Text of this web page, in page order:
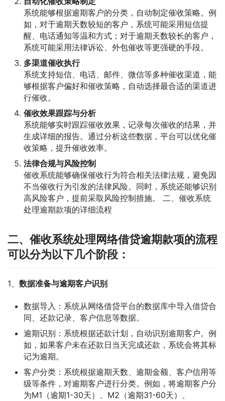
系统能够根据逾期客户的分类，自动制定催收策略。例
如，对于逾期天数较短的客户，系统可能采用短信提
醒、电话通知等温和方式；对于逾期天数较长的客户，
系统可能采用法律诉讼、外包催收等更强硬的手段。
多渠道催收执行
系统支持短信、电话、邮件、微信等多种催收渠道，能
够根据客户偏好和催收策略，自动选择最合适的渠道进
行催收。
催收效果跟踪与分析
系统能够实时跟踪催收效果，记录每次催收的结果，并
生成详细的报告。通过分析这些数据，平台可以优化催
收策略，提升催收效率。
法律合规与风险控制
催收系统能够确保催收行为符合相关法律法规，避免因
不当催收行为引发的法律风险。同时，系统还能够识别
高风险客户，提前采取风险控制措施。 二、催收系统
处理逾期款项的详细流程
二、催收系统处理网络借贷逾期款项的流程
可以分为以下几个阶段：
1、 数据准备与逾期客户识别
数据导入：系统从网络借贷平台的数据库中导入借贷合
同、还款记录、客户信息等数据。
逾期识别：系统根据还款计划，自动识别逾期客户。例
如，如果客户未在还款日当天完成还款，系统会将其标
记为逾期。
客户分类：系统根据逾期天数、逾期金额、客户信用等
级等条件，对逾期客户进行分类。例如，将逾期客户分
为M1（逾期1-30天）、M2（逾期31-60天）、